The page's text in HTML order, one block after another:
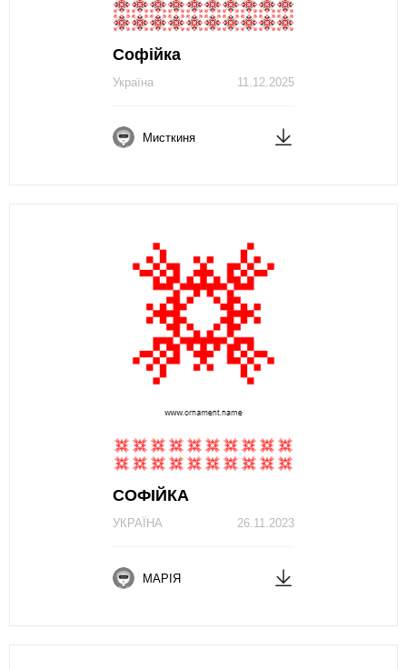
Софійка
11.12.2025
Україна
Мисткиня
СОФІЙКА
26.11.2023
УКРАЇНА
МАРІЯ